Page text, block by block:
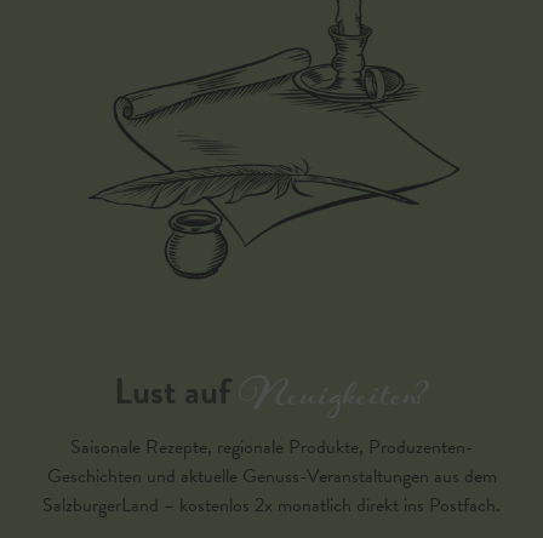
Lust aufNeuigkeiten?
Saisonale Rezepte, regionale Produkte, Produzenten-
Geschichten und aktuelle Genuss-Veranstaltungen aus dem
SalzburgerLand – kostenlos 2x monatlich direkt ins Postfach.